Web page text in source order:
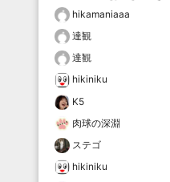
hikamaniaaa
達観
達観
hikiniku
K5
肉球の深淵
ステゴ
hikiniku